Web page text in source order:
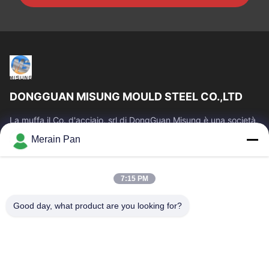
DONGGUAN MISUNG MOULD STEEL CO.,LTD
La muffa il Co. d'acciaio, srl di DongGuan Misung è una società
principale della plastica del rifornimento muore l'acciaio
d'acciaio e del lavoro...
Link Veloci
Prodotti
Mostra VR
Circa Noi
Merain Pan
7:15 PM
Good day, what product are you looking for?